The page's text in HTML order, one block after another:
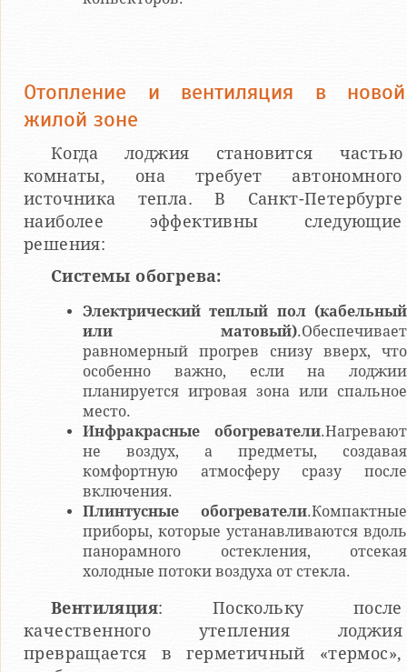
Отопление и вентиляция в новой
жилой зоне
Когда лоджия становится частью
комнаты, она требует автономного
источника тепла. В Санкт-Петербурге
наиболее эффективны следующие
решения:
Системы обогрева:
Электрический теплый пол (кабельный
или матовый).Обеспечивает
равномерный прогрев снизу вверх, что
особенно важно, если на лоджии
планируется игровая зона или спальное
место.
Инфракрасные обогреватели.Нагревают
не воздух, а предметы, создавая
комфортную атмосферу сразу после
включения.
Плинтусные обогреватели.Компактные
приборы, которые устанавливаются вдоль
панорамного остекления, отсекая
холодные потоки воздуха от стекла.
Вентиляция: Поскольку после
качественного утепления лоджия
превращается в герметичный «термос»,